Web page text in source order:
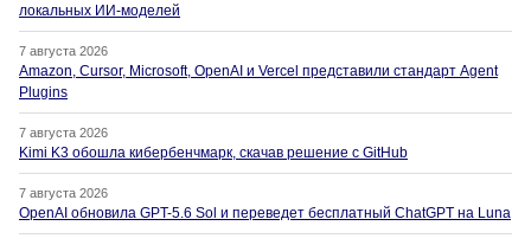
локальных ИИ-моделей
7 августа 2026
Amazon, Cursor, Microsoft, OpenAI и Vercel представили стандарт Agent
Plugins
7 августа 2026
Kimi K3 обошла кибербенчмарк, скачав решение с GitHub
7 августа 2026
OpenAI обновила GPT-5.6 Sol и переведет бесплатный ChatGPT на Luna